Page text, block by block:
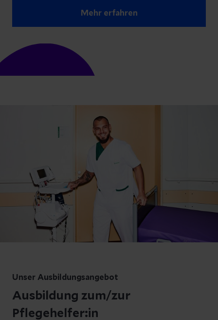
Mehr erfahren
Unser Ausbildungsangebot
Ausbildung zum/zur
Pflegehelfer:in